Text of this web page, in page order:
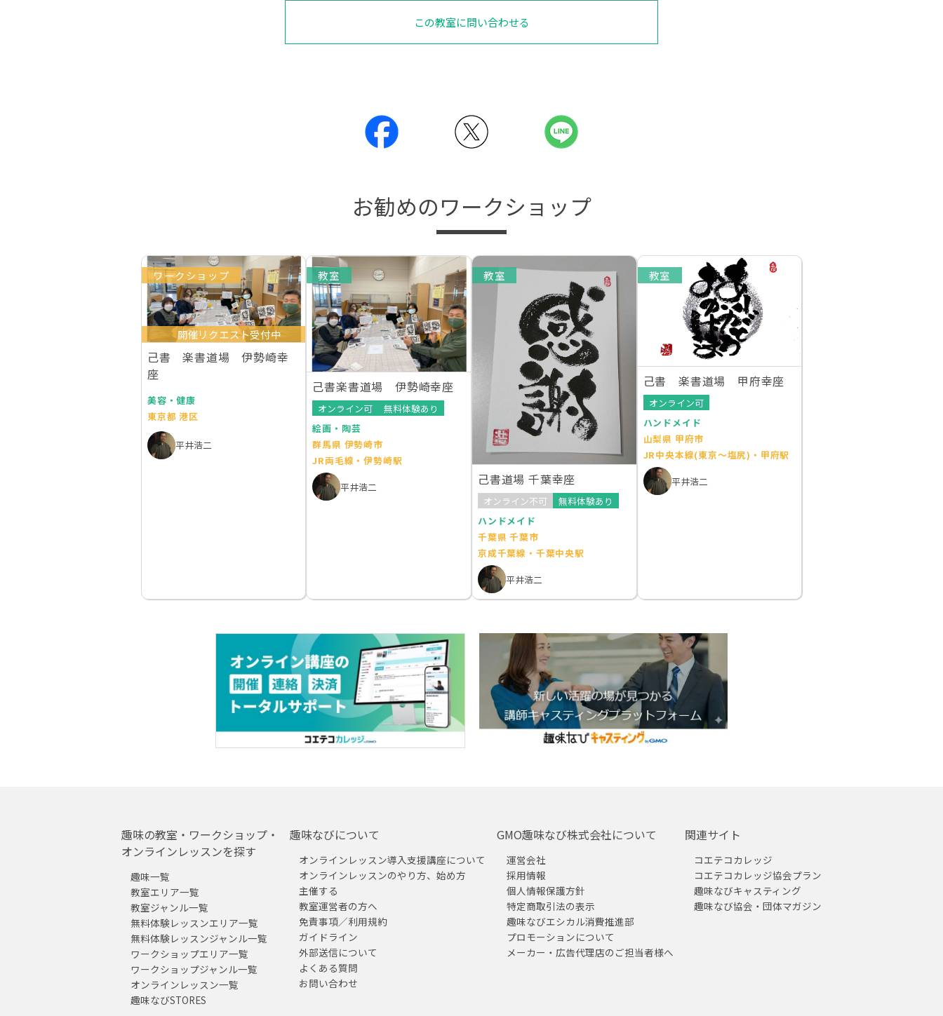
この教室に問い合わせる
お勧めのワークショップ
ワークショップ
開催リクエスト受付中
己書 楽書道場 伊勢崎幸
座
美容・健康
東京都 港区
平井浩二
教室
己書楽書道場 伊勢崎幸座
オンライン可
無料体験あり
絵画・陶芸
群馬県 伊勢崎市
JR両毛線・伊勢崎駅
平井浩二
教室
己書道場 千葉幸座
オンライン不可
無料体験あり
ハンドメイド
千葉県 千葉市
京成千葉線・千葉中央駅
平井浩二
教室
己書 楽書道場 甲府幸座
オンライン可
ハンドメイド
山梨県 甲府市
JR中央本線(東京～塩尻)・甲府駅
平井浩二
趣味の教室・ワークショップ・
オンラインレッスンを探す
趣味一覧
教室エリア一覧
教室ジャンル一覧
無料体験レッスンエリア一覧
無料体験レッスンジャンル一覧
ワークショップエリア一覧
ワークショップジャンル一覧
オンラインレッスン一覧
趣味なびSTORES
趣味なびについて
オンラインレッスン導入支援講座について
オンラインレッスンのやり方、始め方
主催する
教室運営者の方へ
免責事項／利用規約
ガイドライン
外部送信について
よくある質問
お問い合わせ
GMO趣味なび株式会社について
運営会社
採用情報
個人情報保護方針
特定商取引法の表示
趣味なびエシカル消費推進部
プロモーションについて
メーカー・広告代理店のご担当者様へ
関連サイト
コエテコカレッジ
コエテコカレッジ協会プラン
趣味なびキャスティング
趣味なび協会・団体マガジン